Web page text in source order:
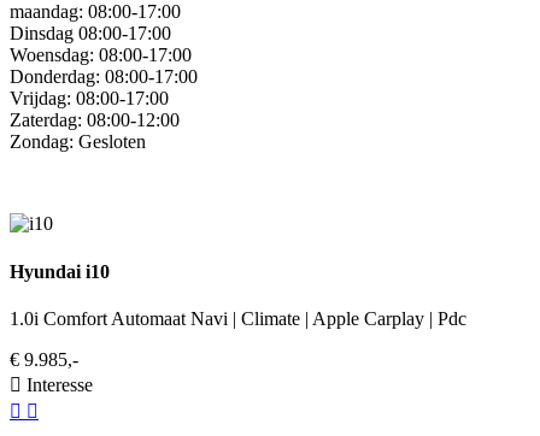
maandag: 08:00-17:00
Dinsdag 08:00-17:00
Woensdag: 08:00-17:00
Donderdag: 08:00-17:00
Vrijdag: 08:00-17:00
Zaterdag: 08:00-12:00
Zondag: Gesloten
Hyundai i10
1.0i Comfort Automaat Navi | Climate | Apple Carplay | Pdc
€ 9.985,-
Interesse